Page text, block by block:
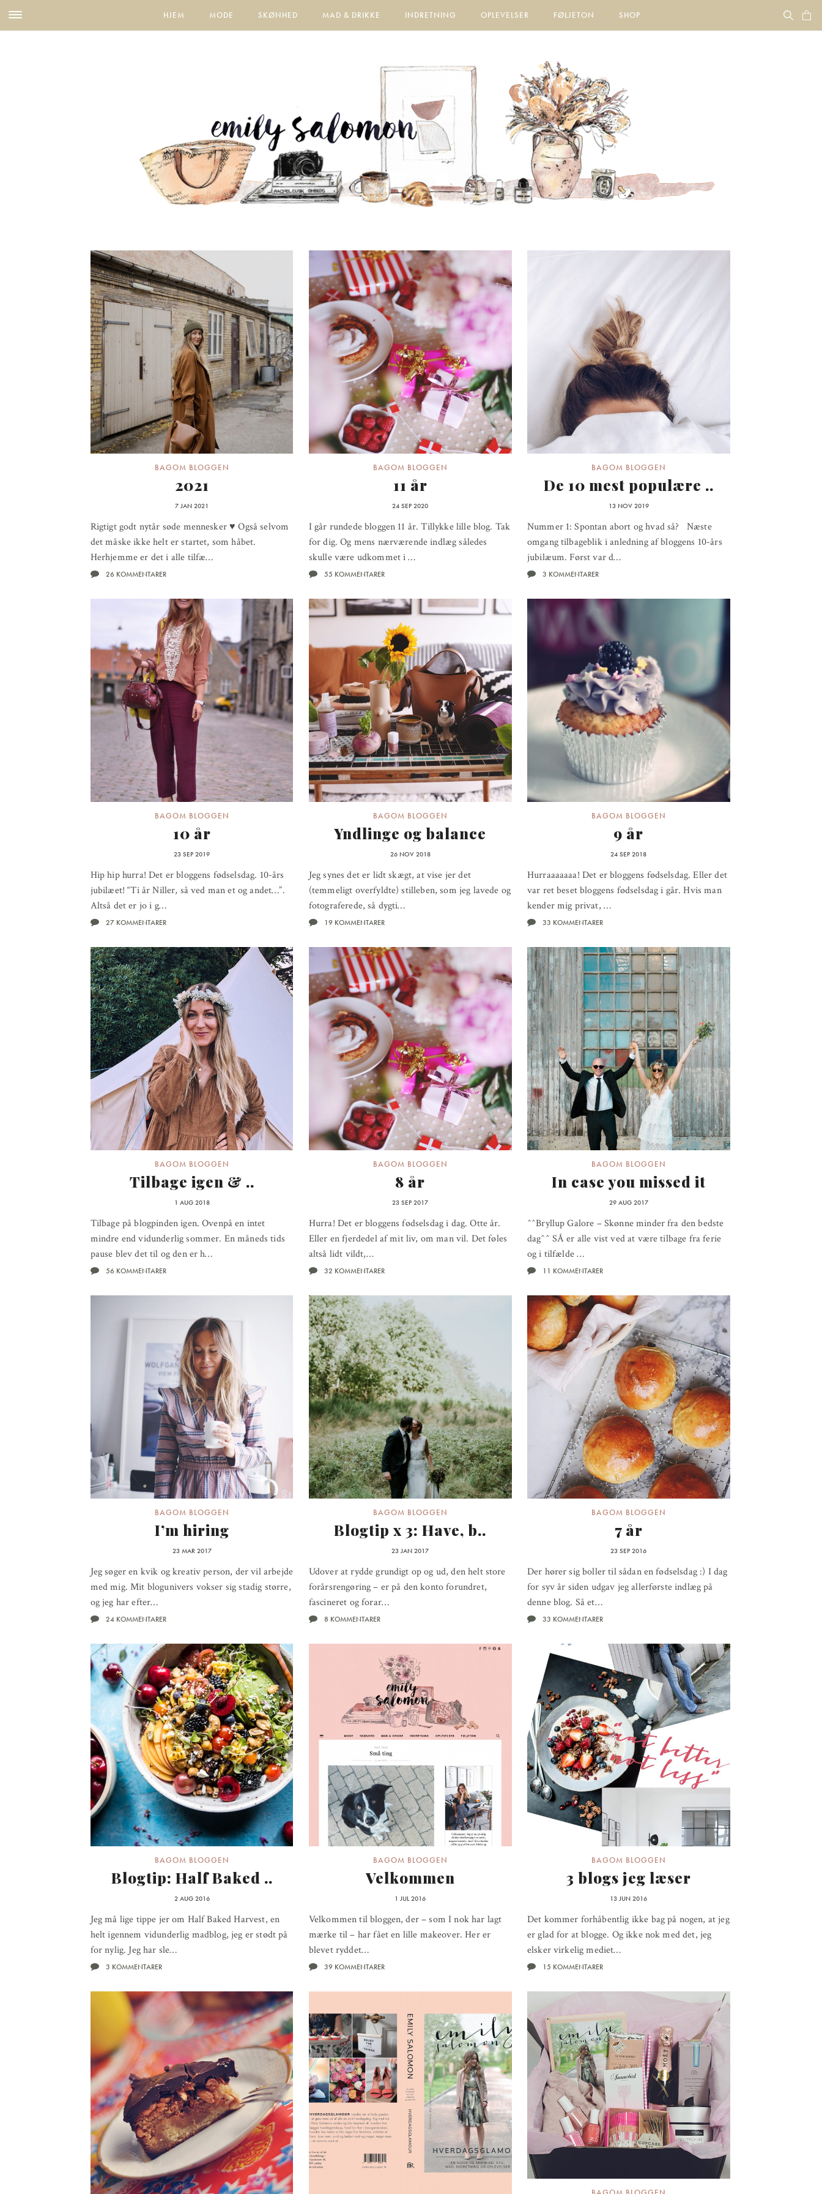
HJEM MODE SKØNHED MAD & DRIKKE INDRETNING OPLEVELSER FØLJETON SHOP
BAGOM BLOGGEN
2021
7 JAN 2021
Rigtigt godt nytår søde mennesker ♥ Også selvom
det måske ikke helt er startet, som håbet.
Herhjemme er det i alle tilfæ…
26 KOMMENTARER
BAGOM BLOGGEN
11 år
24 SEP 2020
I går rundede bloggen 11 år. Tillykke lille blog. Tak
for dig. Og mens nærværende indlæg således
skulle være udkommet i …
55 KOMMENTARER
BAGOM BLOGGEN
De 10 mest populære ..
13 NOV 2019
Nummer 1: Spontan abort og hvad så? Næste
omgang tilbageblik i anledning af bloggens 10-års
jubilæum. Først var d…
3 KOMMENTARER
BAGOM BLOGGEN
10 år
23 SEP 2019
Hip hip hurra! Det er bloggens fødselsdag. 10-års
jubilæet! “Ti år Niller, så ved man et og andet…”.
Altså det er jo i g…
27 KOMMENTARER
BAGOM BLOGGEN
Yndlinge og balance
26 NOV 2018
Jeg synes det er lidt skægt, at vise jer det
(temmeligt overfyldte) stilleben, som jeg lavede og
fotograferede, så dygti…
19 KOMMENTARER
BAGOM BLOGGEN
9 år
24 SEP 2018
Hurraaaaaaa! Det er bloggens fødselsdag. Eller det
var ret beset bloggens fødselsdag i går. Hvis man
kender mig privat, …
33 KOMMENTARER
BAGOM BLOGGEN
Tilbage igen & ..
1 AUG 2018
Tilbage på blogpinden igen. Ovenpå en intet
mindre end vidunderlig sommer. En måneds tids
pause blev det til og den er h…
56 KOMMENTARER
BAGOM BLOGGEN
8 år
23 SEP 2017
Hurra! Det er bloggens fødselsdag i dag. Otte år.
Eller en fjerdedel af mit liv, om man vil. Det føles
altså lidt vildt,…
32 KOMMENTARER
BAGOM BLOGGEN
In case you missed it
29 AUG 2017
^^Bryllup Galore – Skønne minder fra den bedste
dag^^ SÅ er alle vist ved at være tilbage fra ferie
og i tilfælde …
11 KOMMENTARER
BAGOM BLOGGEN
I’m hiring
23 MAR 2017
Jeg søger en kvik og kreativ person, der vil arbejde
med mig. Mit blogunivers vokser sig stadig større,
og jeg har efter…
24 KOMMENTARER
BAGOM BLOGGEN
Blogtip x 3: Have, b..
23 JAN 2017
Udover at rydde grundigt op og ud, den helt store
forårsrengøring – er på den konto forundret,
fascineret og forar…
8 KOMMENTARER
BAGOM BLOGGEN
7 år
23 SEP 2016
Der hører sig boller til sådan en fødselsdag :) I dag
for syv år siden udgav jeg allerførste indlæg på
denne blog. Så et…
33 KOMMENTARER
BAGOM BLOGGEN
Blogtip: Half Baked ..
2 AUG 2016
Jeg må lige tippe jer om Half Baked Harvest, en
helt igennem vidunderlig madblog, jeg er stødt på
for nylig. Jeg har sle…
3 KOMMENTARER
BAGOM BLOGGEN
Velkommen
1 JUL 2016
Velkommen til bloggen, der – som I nok har lagt
mærke til – har fået en lille makeover. Her er
blevet ryddet…
39 KOMMENTARER
BAGOM BLOGGEN
3 blogs jeg læser
13 JUN 2016
Det kommer forhåbentlig ikke bag på nogen, at jeg
er glad for at blogge. Og ikke nok med det, jeg
elsker virkelig mediet…
15 KOMMENTARER